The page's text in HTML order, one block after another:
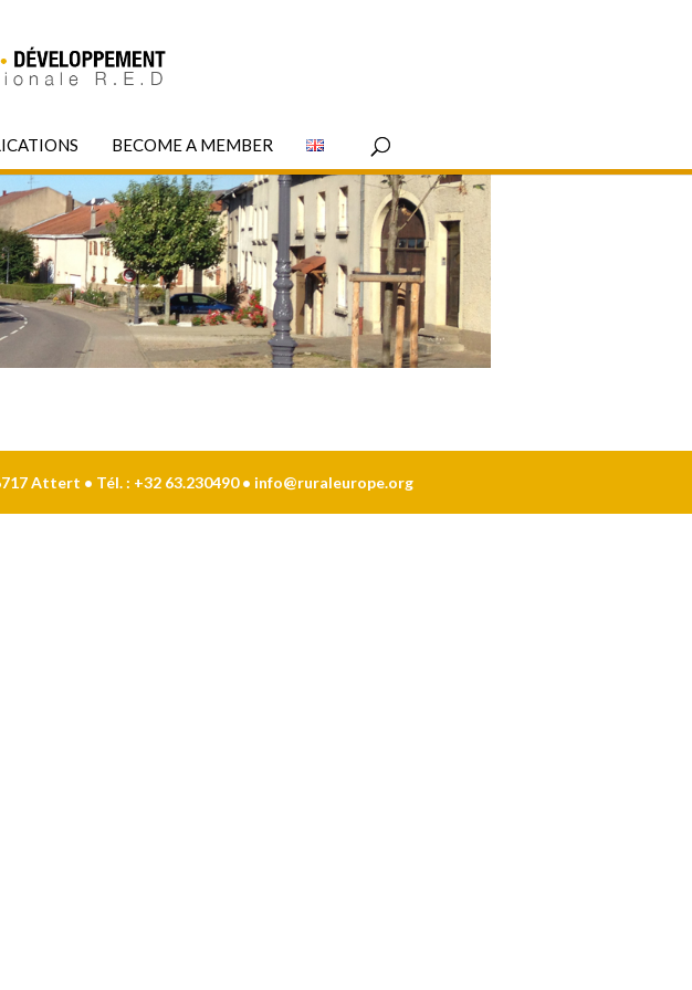
BECOME A MEMBER
Attert • Tél. : +32 63.230490 • info@ruraleurope.org